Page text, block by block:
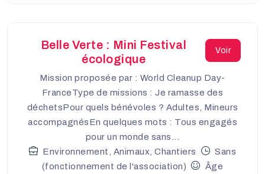
Voir
Belle Verte : Mini Festival
écologique
Mission proposée par : World Cleanup Day-
FranceType de missions : Je ramasse des
déchetsPour quels bénévoles ? Adultes, Mineurs
accompagnésEn quelques mots : Tous engagés
pour un monde sans...
Environnement, Animaux, Chantiers
Sans
(fonctionnement de l'association)
Âge